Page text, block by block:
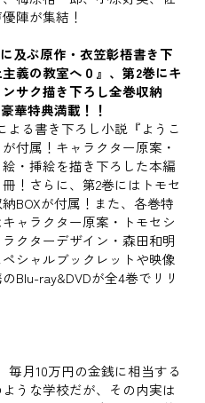
陣が集結！
及ぶ原作・衣笠彰梧書き下
義の教室へ０』、第2巻にキ
サク描き下ろし全巻収納
華特典満載！！
よる書き下ろし小説『ようこ
付属！キャラクター原案・
・挿絵を描き下ろした本編
！さらに、第2巻にはトモセ
BOXが付属！また、各巻特
ャラクター原案・トモセシ
クターデザイン・森田和明
シャルブックレットや映像
Blu-ray&DVDが全4巻でリリ
毎月10万円の金銭に相当する
うな学校だが、その内実は